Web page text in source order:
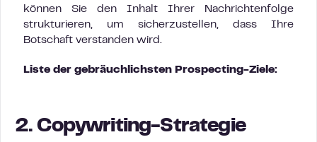
können Sie den Inhalt Ihrer Nachrichtenfolge
strukturieren, um sicherzustellen, dass Ihre
Botschaft verstanden wird.
Liste der gebräuchlichsten Prospecting-Ziele:
2. Copywriting-Strategie